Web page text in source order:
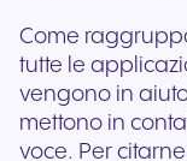
Come
tutte le
vengono in
mettono in
voce. Per